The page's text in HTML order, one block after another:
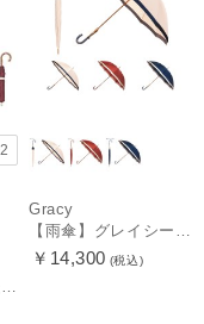
Gracy
￥14,300 (税込)